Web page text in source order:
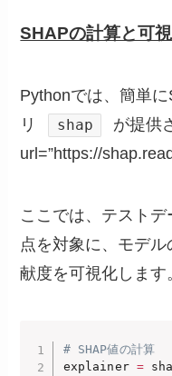
SHAPの計算と可
Pythonでは、簡単
リ
shap
が提供
url=”https://
ここでは、テスト
点を対象に、モデ
献度を可視化します
# SHAP値の計算
explainer =